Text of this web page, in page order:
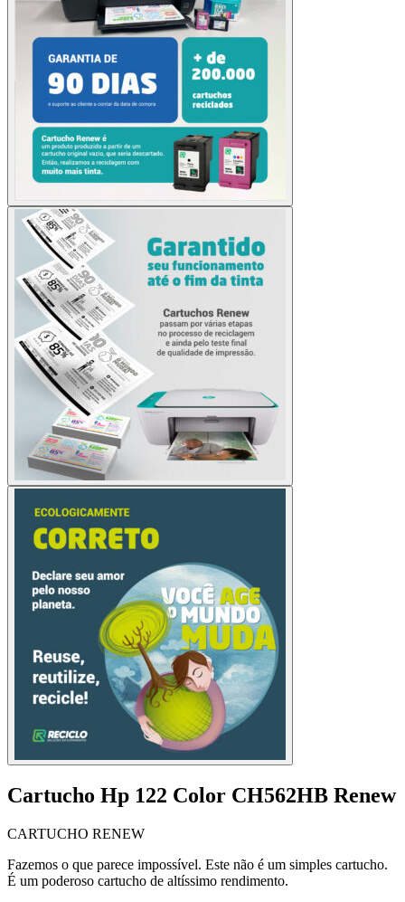
Cartucho Hp 122 Color CH562HB Renew
CARTUCHO RENEW
Fazemos o que parece impossível. Este não é um simples cartucho.
É um poderoso cartucho de altíssimo rendimento.